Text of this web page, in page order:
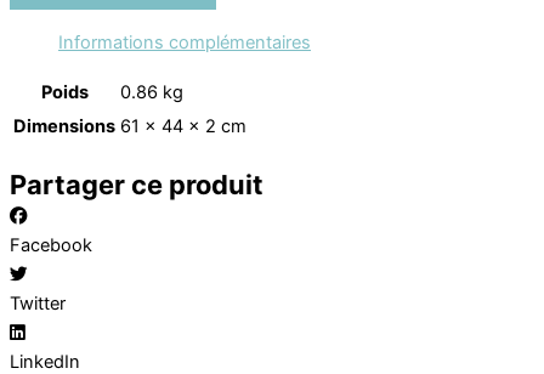
Informations complémentaires
Poids
0.86 kg
Dimensions 61 × 44 × 2 cm
Partager ce produit
Facebook
Twitter
LinkedIn